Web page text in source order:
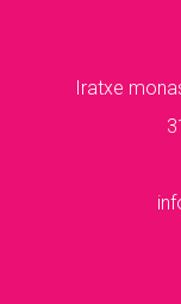
Iratxe